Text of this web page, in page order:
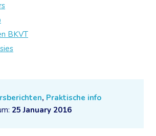
, Praktische info
25 January 2016
BKVT